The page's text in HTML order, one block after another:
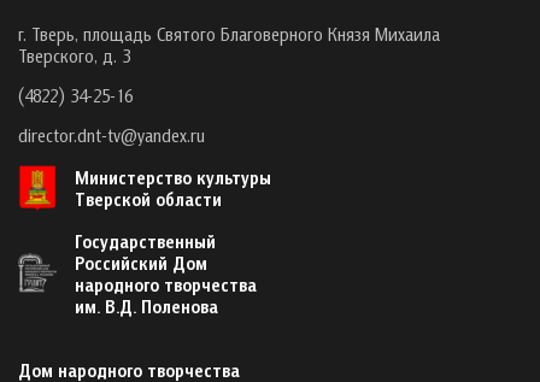
г. Тверь, площадь Святого Благоверного Князя Михаила
Тверского, д. 3
(4822) 34-25-16
director.dnt-tv@yandex.ru
Министерство культуры
Тверской области
Государственный
Российский Дом
народного творчества
им. В.Д. Поленова
Дом народного творчества